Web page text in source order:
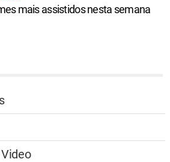
mais assistidos nesta semana